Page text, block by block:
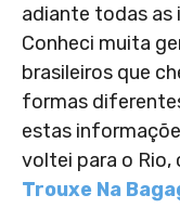
adiante todas as
Conheci muita
brasileiros que
formas
estas
voltei para o Rio,
Trouxe Na